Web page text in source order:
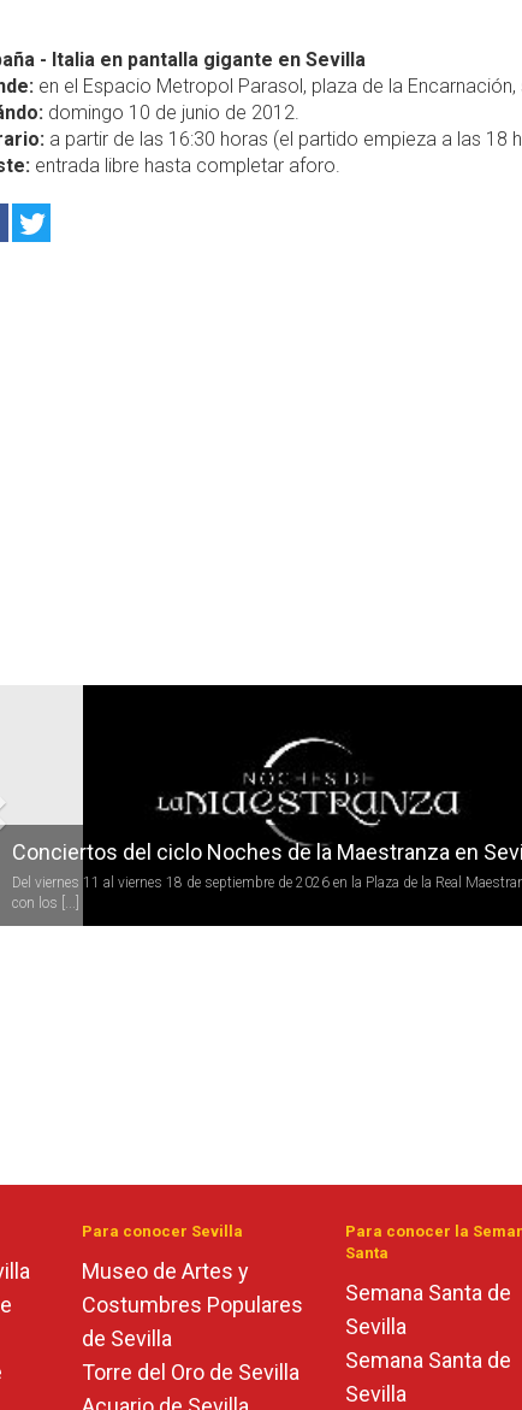
- Italia en pantalla gigante en Sevilla
en el Espacio Metropol Parasol, plaza de la Encarnación,
domingo 10 de junio de 2012.
a partir de las 16:30 horas (el partido empieza a las 18
entrada libre hasta completar aforo.
Conciertos del ciclo Noches de la Maestranza en
Del viernes 11 al viernes 18 de septiembre de 2026 en la Plaza de la Real
con los [...]
Para conocer Sevilla
Museo de Artes y
Costumbres Populares
de Sevilla
Torre del Oro de Sevilla
Para conocer la
Santa
Semana Santa de
Sevilla
Semana Santa de
Sevilla